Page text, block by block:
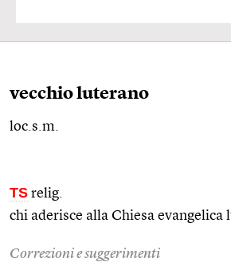
vecchio luterano
loc.s.m.
TS relig.
chi aderisce alla Chiesa evangelica
Correzioni e suggerimenti